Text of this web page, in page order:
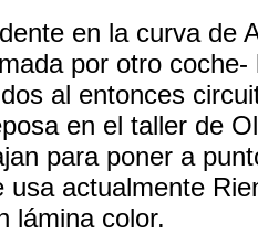
en la curva de
por otro
al entonces
en el taller de
para poner a
usa actualmente
lámina color.